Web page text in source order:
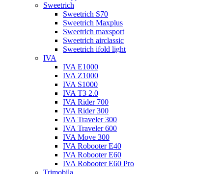
Sweetrich
Sweetrich S70
Sweetrich Maxplus
Sweetrich maxsport
Sweetrich airclassic
Sweetrich ifold light
IVA
IVA E1000
IVA Z1000
IVA S1000
IVA T3 2.0
IVA Rider 700
IVA Rider 300
IVA Traveler 300
IVA Traveler 600
IVA Move 300
IVA Robooter E40
IVA Robooter E60
IVA Robooter E60 Pro
Trimobila